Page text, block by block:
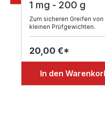
1 mg - 200 g
Zum sicheren Greifen von
kleinen Prüfgewichten.
20,00 €*
In den